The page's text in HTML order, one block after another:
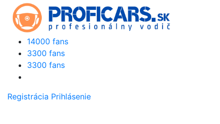
14000 fans
3300 fans
3300 fans
Registrácia Prihlásenie